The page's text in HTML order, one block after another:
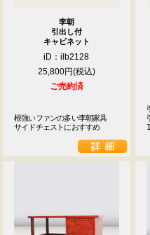
李朝
引出し付
キャビネット
iD：ilb2128
25,800円
ご売約済
根強いファンの多い李朝家具
サイドチェストにおすすめ